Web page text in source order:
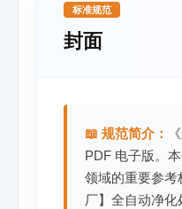
标准规范
封面
📖 规范简介：
PDF 电子版。
领域的重要参考
厂】全自动净